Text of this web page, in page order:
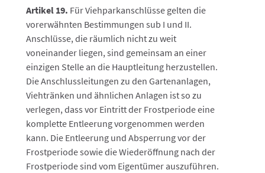
Artikel 19. Für Viehparkanschlüsse gelten die
vorerwähnten Bestimmungen sub I und II.
Anschlüsse, die räumlich nicht zu weit
voneinander liegen, sind gemeinsam an einer
einzigen Stelle an die Hauptleitung herzustellen.
Die Anschlussleitungen zu den Gartenanlagen,
Viehtränken und ähnlichen Anlagen ist so zu
verlegen, dass vor Eintritt der Frostperiode eine
komplette Entleerung vorgenommen werden
kann. Die Entleerung und Absperrung vor der
Frostperiode sowie die Wiederöffnung nach der
Frostperiode sind vom Eigentümer auszuführen.